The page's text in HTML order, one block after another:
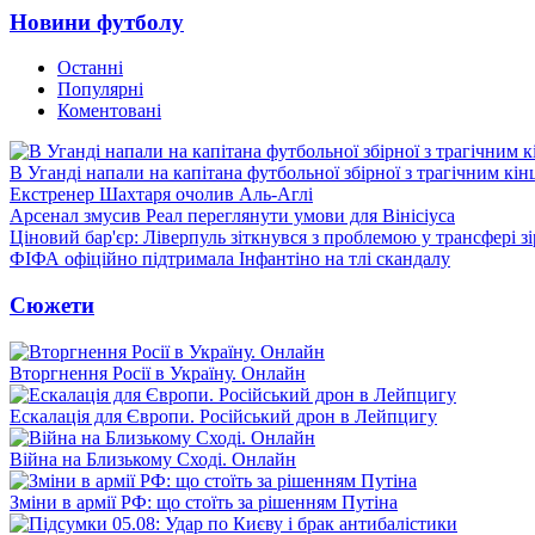
Новини футболу
Останні
Популярні
Коментовані
В Уганді напали на капітана футбольної збірної з трагічним
Екстренер Шахтаря очолив Аль-Аглі
Арсенал змусив Реал переглянути умови для Вінісіуса
Ціновий бар'єр: Ліверпуль зіткнувся з проблемою у трансфері
ФІФА офіційно підтримала Інфантіно на тлі скандалу
Сюжети
Вторгнення Росії в Україну. Онлайн
Ескалація для Європи. Російський дрон в Лейпцигу
Війна на Близькому Сході. Онлайн
Зміни в армії РФ: що стоїть за рішенням Путіна